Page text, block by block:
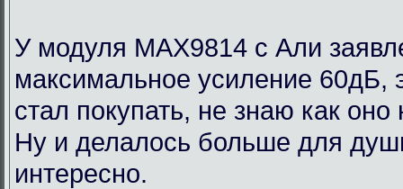
У модуля MAX9814 с Али
максимальное усиление 60дБ,
стал покупать, не знаю как
Ну и делалось больше для
интересно.